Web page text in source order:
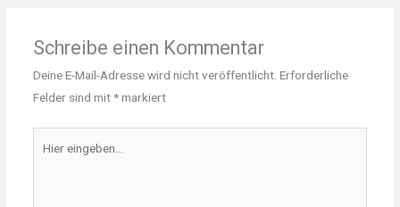
Schreibe einen Kommentar
Deine E-Mail-Adresse wird nicht veröffentlicht. Erforderliche
Felder sind mit*markiert
eingeben…